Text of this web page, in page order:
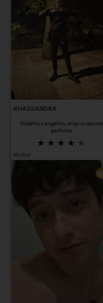
KHASSANDRA
Diablito o angelito, elige tu opcion
perfecta.
Madrid